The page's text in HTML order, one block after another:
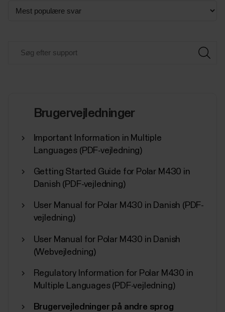
Brugervejledninger
Important Information in Multiple
Languages (PDF-vejledning)
Getting Started Guide for Polar M430 in
Danish (PDF-vejledning)
User Manual for Polar M430 in Danish (PDF-
vejledning)
User Manual for Polar M430 in Danish
(Webvejledning)
Regulatory Information for Polar M430 in
Multiple Languages (PDF-vejledning)
Brugervejledninger på andre sprog